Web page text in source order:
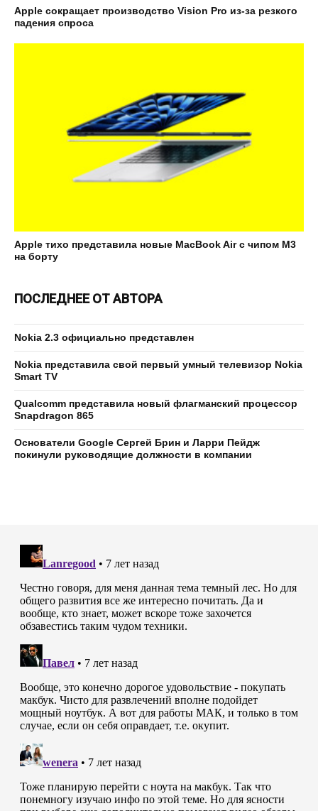
Apple сокращает производство Vision Pro из-за резкого
падения спроса
Apple тихо представила новые MacBook Air с чипом M3
на борту
ПОСЛЕДНЕЕ ОТ АВТОРА
Nokia 2.3 официально представлен
Nokia представила свой первый умный телевизор Nokia
Smart TV
Qualcomm представила новый флагманский процессор
Snapdragon 865
Основатели Google Сергей Брин и Ларри Пейдж
покинули руководящие должности в компании